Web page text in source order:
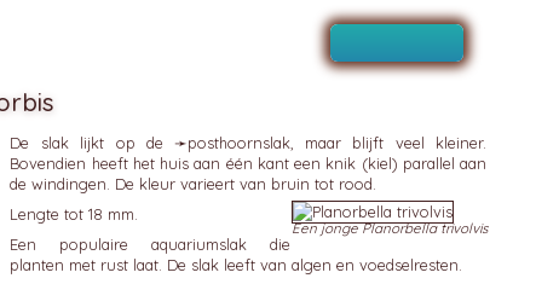
De slak lijkt op de ➛posthoornslak , maar blijft veel kleiner.
Bovendien heeft het huis aan één kant een knik (kiel) parallel aan
de windingen. De kleur varieert van bruin tot rood.
Een jonge Planorbella trivolvis
Lengte tot 18 mm.
Een populaire aquariumslak die
planten met rust laat. De slak leeft van algen en voedselresten.